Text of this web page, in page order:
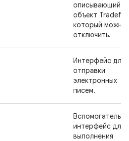
описывающий
объект
который можно
отключить.
Интерфейс для
отправки
электронных
писем.
интерфейс для
выполнения